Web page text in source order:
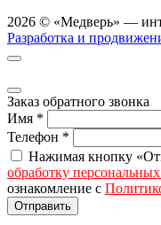
2026 © «Медверь» —
Разработка и
Заказ обратного звонка
Имя *
Телефон *
Нажимая кнопку
обработку
ознакомление с